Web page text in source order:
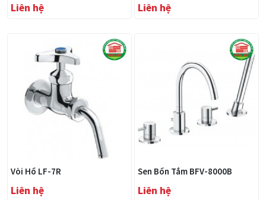
Liên hệ Liên hệ
Vòi Hồ LF-7R
Liên hệ
Sen Bồn Tắm BFV-8000B
Liên hệ